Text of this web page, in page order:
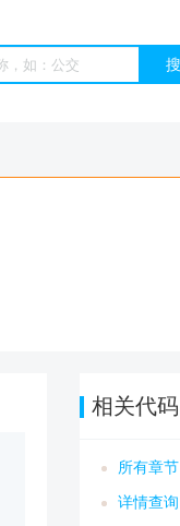
相关代码
所有章节
详情查询